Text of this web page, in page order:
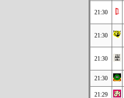
21:30
21:30
21:30
21:30
21:29